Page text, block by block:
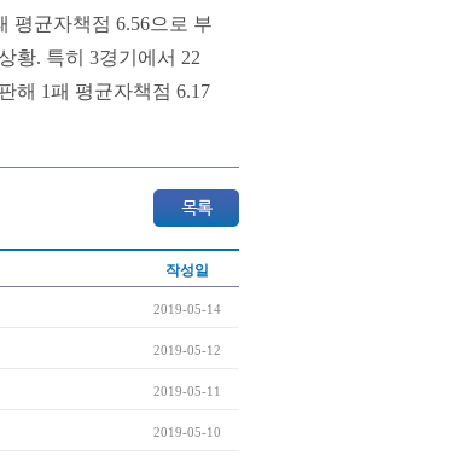
평균자책점 6.56으로 부
황. 특히 3경기에서 22
해 1패 평균자책점 6.17
작성일
2019-05-14
2019-05-12
2019-05-11
2019-05-10